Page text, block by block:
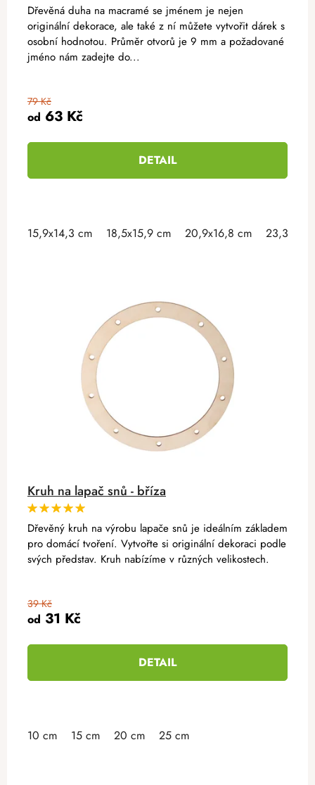
od 63 Kč
79 Kč
DETAIL
Dřevěná duha na macramé se jménem je nejen
originální dekorace, ale také z ní můžete vytvořit dárek s
osobní hodnotou. Průměr otvorů je 9 mm a požadované
jméno nám zadejte do...
15,9x14,3 cm 18,5x15,9 cm 20,9x16,8 cm 23,3x18
Kruh na lapač snů - bříza
od 31 Kč
39 Kč
DETAIL
Dřevěný kruh na výrobu lapače snů je ideálním základem
pro domácí tvoření. Vytvořte si originální dekoraci podle
svých představ. Kruh nabízíme v různých velikostech.
10 cm 15 cm 20 cm 25 cm